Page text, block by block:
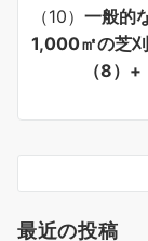
（10） 一般的
1,000㎡の芝
（8）+（
最近の投稿